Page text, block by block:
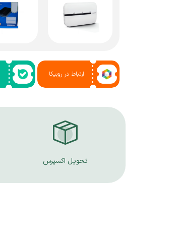
ارتباط در روبیکا
تحویل اکسپرس